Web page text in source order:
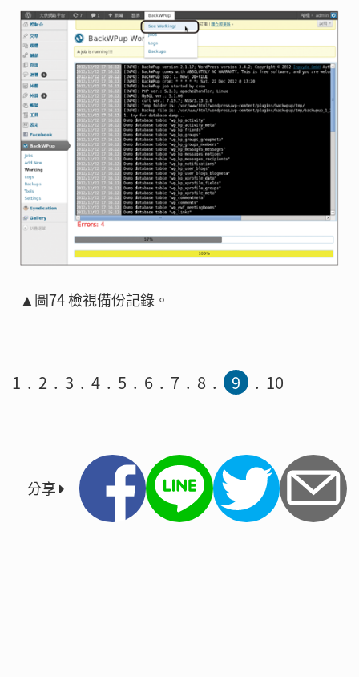
▲圖74 檢視備份記錄。
1 2 3 4 5 6 7 8 9 10
分享